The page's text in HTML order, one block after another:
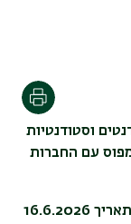
וסטודנטיות
עם החברות